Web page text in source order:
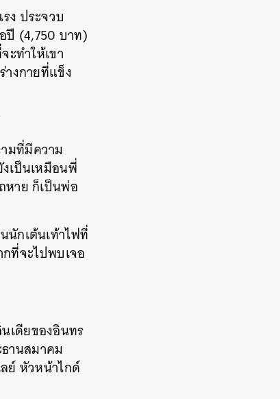
ง ประจวบ
ปี (4,750 บาท)
ทำให้เขา
งกายที่แข็ง
มที่มีความ
เป็นเหมือนพี่
าย ก็เป็นพ่อ
นักเต้นเท้าไฟที่
ที่จะไปพบเจอ
เดียของอินทร
านสมาคม
ย์ หัวหน้าไกด์